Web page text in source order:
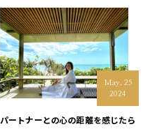
May. 25
2024
パートナーとの心の距離を感じたら